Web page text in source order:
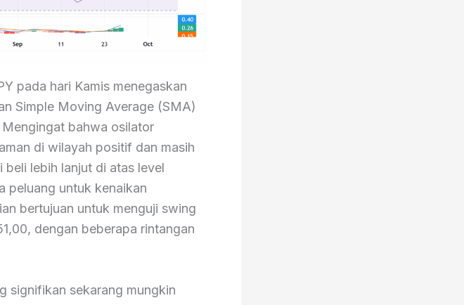
pada hari Kamis menegaskan
Simple Moving Average (SMA)
bahwa osilator
di wilayah positif dan masih
beli lebih lanjut di atas level
peluang untuk kenaikan
bertujuan untuk menguji swing
dengan beberapa rintangan
signifikan sekarang mungkin